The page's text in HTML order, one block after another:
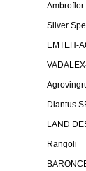
Ambroflor
Silver
EMTEH-
Diantus
LAND
Rangoli